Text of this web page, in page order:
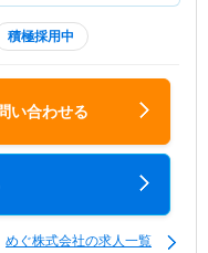
積極採用中
い合わせる
めぐ株式会社の求人一覧